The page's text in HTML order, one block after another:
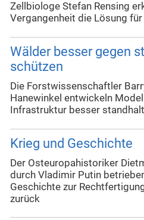
Zellbiologe Stefan Rensing
Vergangenheit die Lösung
Wälder besser gegen
schützen
Die Forstwissenschaftler
Hanewinkel entwickeln
Infrastruktur besser
Krieg und Geschichte
Der Osteuropahistoriker
durch Vladimir Putin
Geschichte zur
zurück